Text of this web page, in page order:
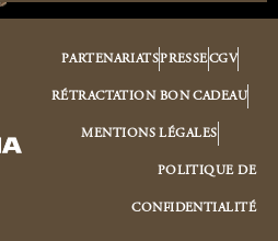
PARTENARIATSPRESSECGV
RÉTRACTATION BON CADEAU
MENTIONS LÉGALES
POLITIQUE DE
CONFIDENTIALITÉ